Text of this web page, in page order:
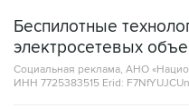
Социальная реклама, АНО
ИНН 7725383515 Erid:
Кабмин РФ разрешил